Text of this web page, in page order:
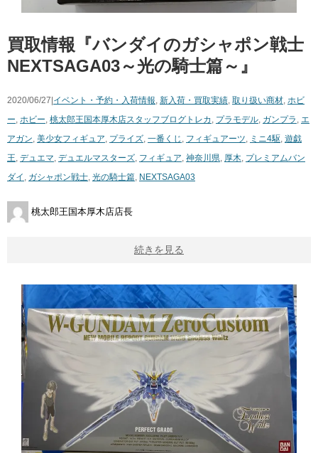
買取情報『バンダイのガシャポン戦士
NEXTSAGA03～光の騎士篇～』
2020/06/27|イベント・予約・入荷情報, 新入荷・買取実績, 取り扱い商材, ホビ
ー, ホビー, 桃太郎王国本厚木店スタッフブログ トレカ , プラモデル, ガンプラ , エ
アガン, 美少女フィギュア, プライズ, 一番くじ , フィギュアーツ, ミニ4駆, 遊戯
王, デュエマ, デュエルマスターズ, フィギュア, 神奈川県, 厚木, プレミアムバン
ダイ , ガシャポン戦士, 光の騎士篇, NEXTSAGA03
桃太郎王国本厚木店店長
続きを見る